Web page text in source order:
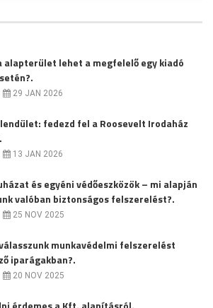
alapterület lehet a megfelelő egy kiadó
29 JAN 2026
fedezd fel a Roosevelt Irodaház
13 JAN 2026
és egyéni védőeszközök – mi alapján
valóban biztonságos felszerelést?.
25 NOV 2025
munkavédelmi felszerelést
iparágakban?.
20 NOV 2025